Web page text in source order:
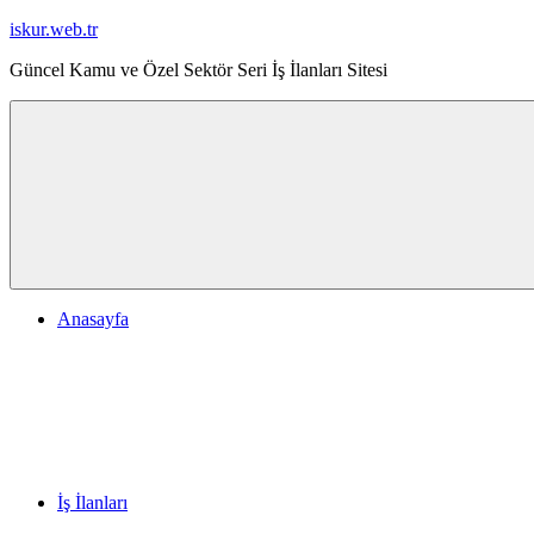
İçeriğe
iskur.web.tr
Güncel Kamu ve Özel Sektör Seri İş İlanları Sitesi
Anasayfa
İş İlanları